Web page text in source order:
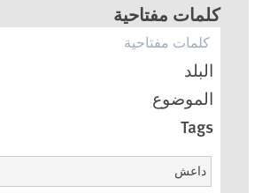
كلمات مفتاحية
البلد
الموضوع
Tags
داعشUnselect